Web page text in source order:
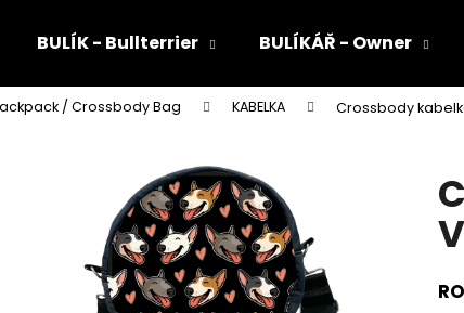
BULÍK - Bullterrier BULÍKÁŘ - Owner
/ Crossbody Bag KABELKA Crossbody
Co potřebujete najít?
Doporučujeme